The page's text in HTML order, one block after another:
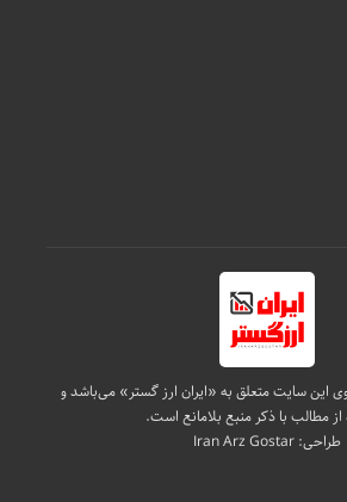
این سایت متعلق به «ایران ارز گستر» می‌باشد و
از مطالب با ذکر منبع بلامانع است.
طراحی:Iran Arz Gostar